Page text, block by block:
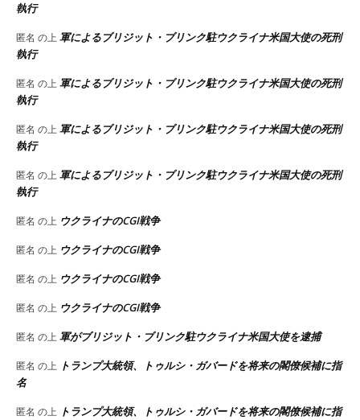
執行
匿名 の上軍によるブリジット・ブリンク駐ウクライナ米国大使の死刑
執行
匿名 の上軍によるブリジット・ブリンク駐ウクライナ米国大使の死刑
執行
匿名 の上軍によるブリジット・ブリンク駐ウクライナ米国大使の死刑
執行
匿名 の上軍によるブリジット・ブリンク駐ウクライナ米国大使の死刑
執行
匿名 の上 ウクライナのCGI戦争
匿名 の上 ウクライナのCGI戦争
匿名 の上 ウクライナのCGI戦争
匿名 の上 ウクライナのCGI戦争
匿名 の上軍がブリジット・ブリンク駐ウクライナ米国大使を逮捕
匿名 の上 トランプ大統領、トゥルシ・ガバードを将来の閣僚候補に指
名
匿名 の上 トランプ大統領、トゥルシ・ガバードを将来の閣僚候補に指